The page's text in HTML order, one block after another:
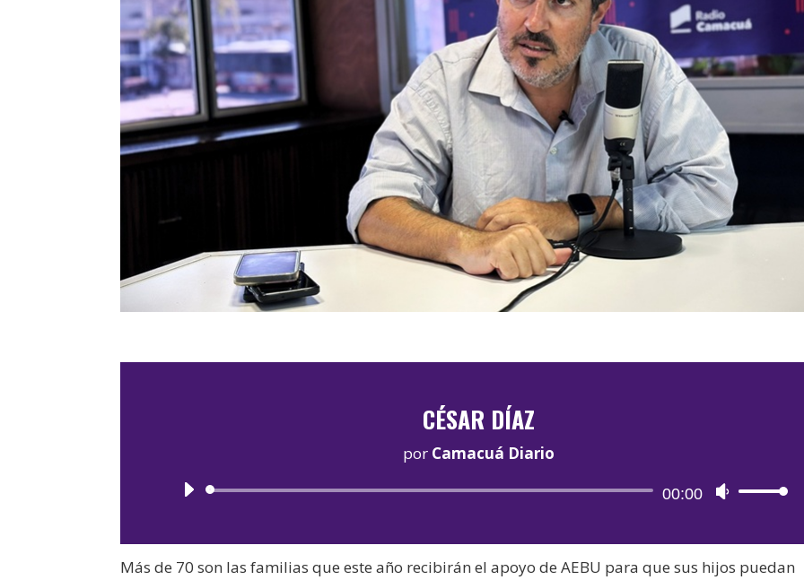
CÉSAR DÍAZ
por Camacuá Diario
Reproductor
audio
00:00
Utiliza
teclas
de
Más de 70 son las familias que este año recibirán el apoyo de AEBU para que sus hijos puedan